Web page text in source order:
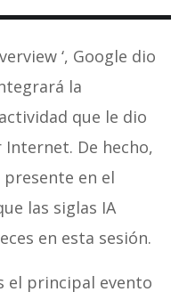
‘, Google dio
la
que le dio
De hecho,
en el
las siglas IA
en esta sesión.
el principal evento